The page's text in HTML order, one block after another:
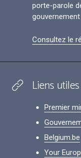
porte-parole
Consultez le
Liens utiles
Premier
Belgium.be
Your